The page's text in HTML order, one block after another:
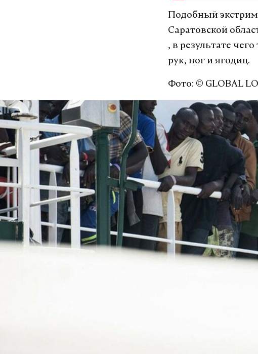
Подобный экстрим
Саратовской
, в результате
рук, ног и ягодиц.
Фото: © GLOBAL